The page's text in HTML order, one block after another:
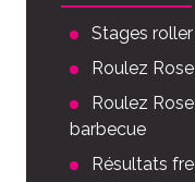
Stages
Roulez
Roulez
barbecue
Résultats